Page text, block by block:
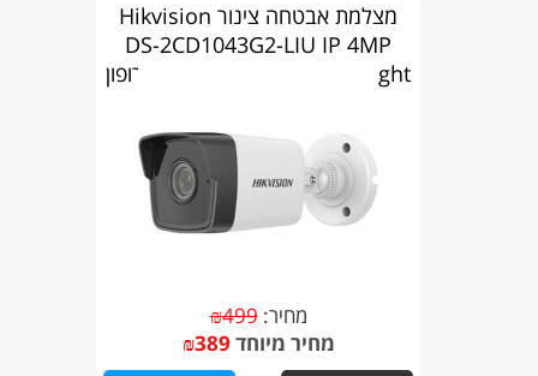
מצלמת אבטחה צינור Hikvision
DS-2CD1043G2-LIU IP 4MP
2.8mm Hybrid Light עם מיקרופון
מחיר: ₪499
מחיר מיוחד
₪389